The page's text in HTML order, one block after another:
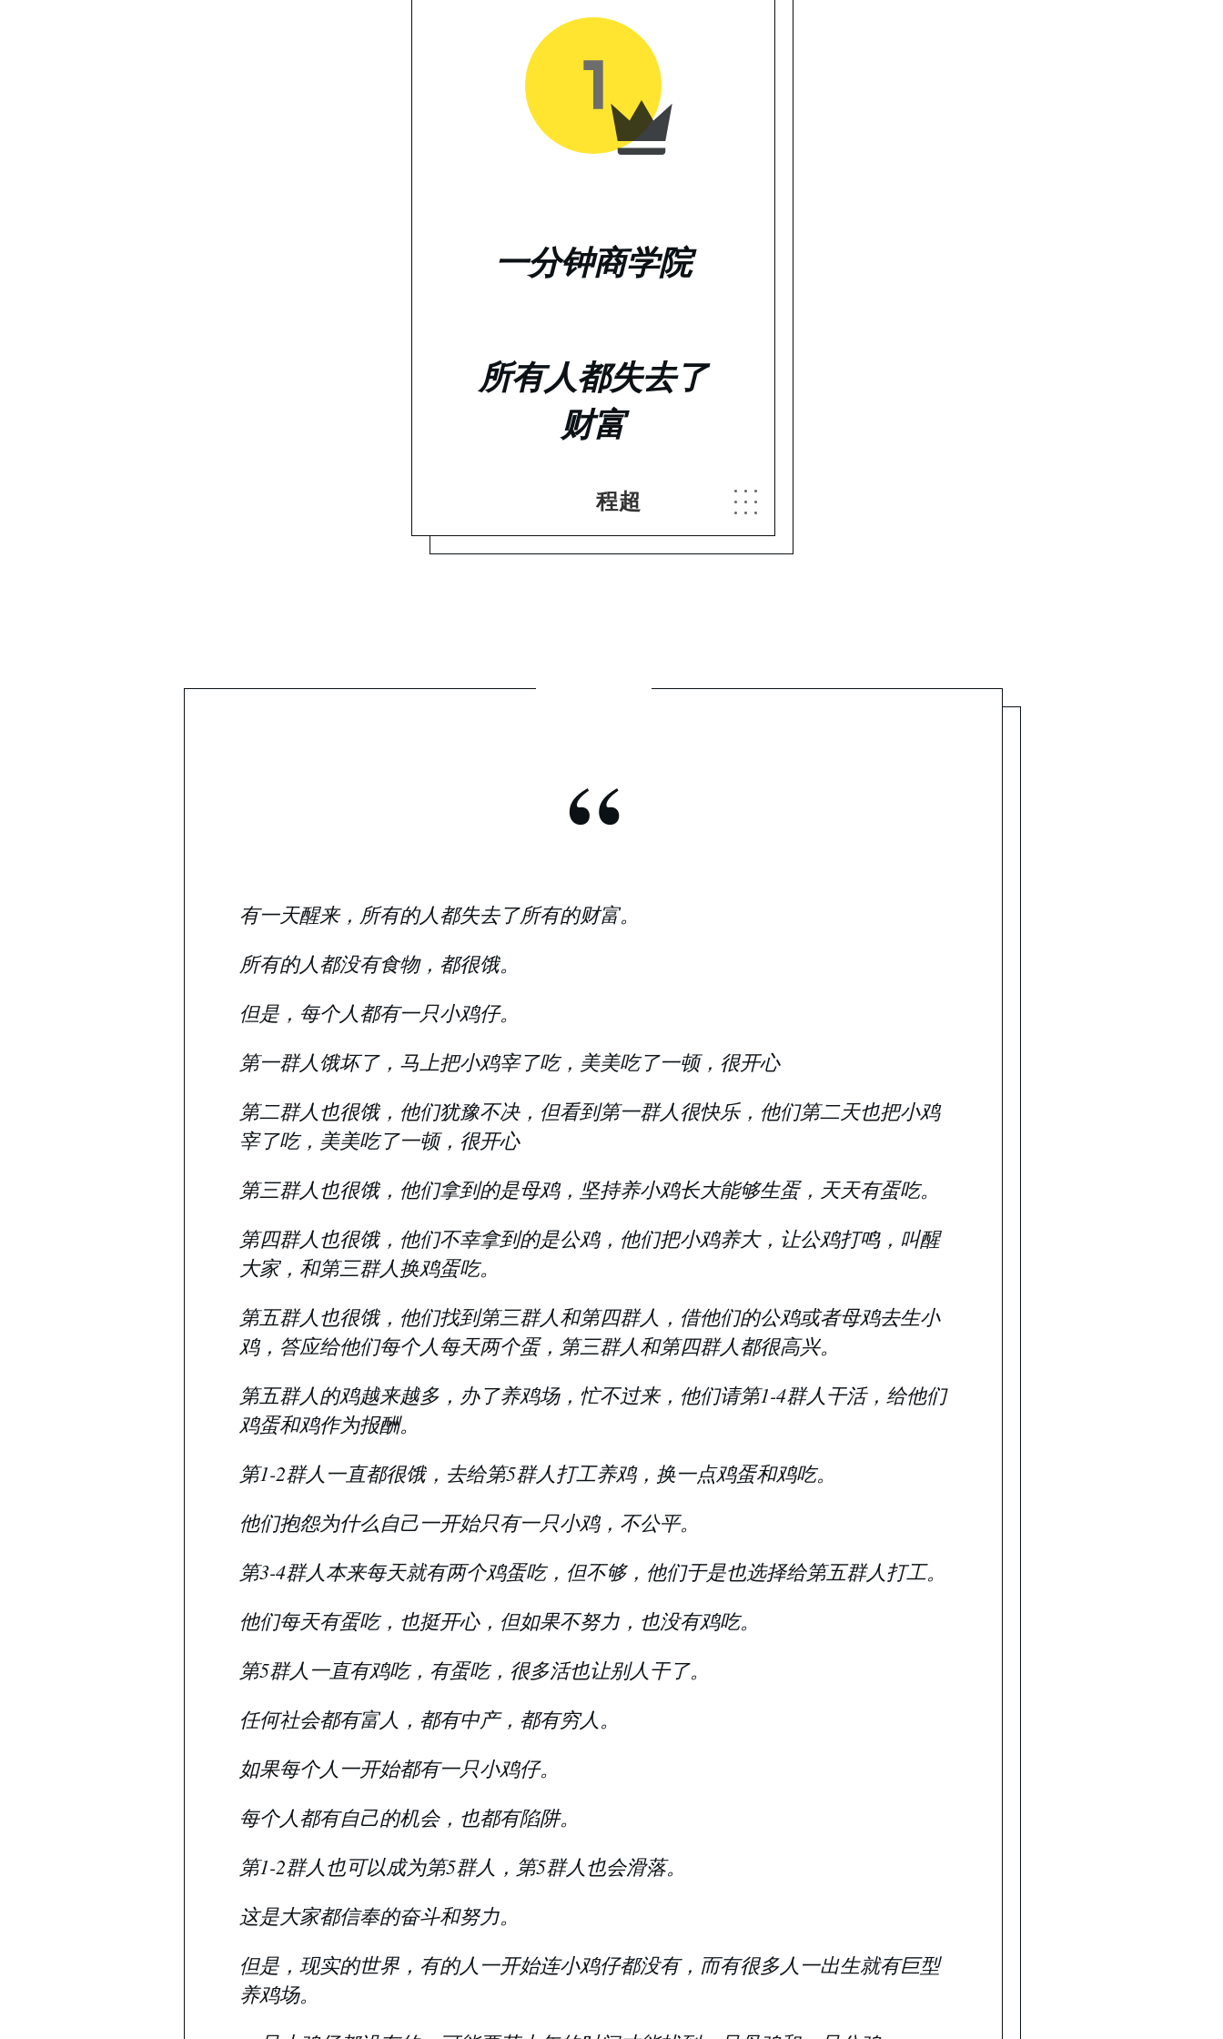
一分钟商学院
所有人都失去了
财富
程超
“
有一天醒来，所有的人都失去了所有的财富。
所有的人都没有食物，都很饿。
但是，每个人都有一只小鸡仔。
第一群人饿坏了，马上把小鸡宰了吃，美美吃了一顿，很开心
第二群人也很饿，他们犹豫不决，但看到第一群人很快乐，他们第二天也把小鸡
宰了吃，美美吃了一顿，很开心
第三群人也很饿，他们拿到的是母鸡，坚持养小鸡长大能够生蛋，天天有蛋吃。
第四群人也很饿，他们不幸拿到的是公鸡，他们把小鸡养大，让公鸡打鸣，叫醒
大家，和第三群人换鸡蛋吃。
第五群人也很饿，他们找到第三群人和第四群人，借他们的公鸡或者母鸡去生小
鸡，答应给他们每个人每天两个蛋，第三群人和第四群人都很高兴。
第五群人的鸡越来越多，办了养鸡场，忙不过来，他们请第1-4群人干活，给他们
鸡蛋和鸡作为报酬。
第1-2群人一直都很饿，去给第5群人打工养鸡，换一点鸡蛋和鸡吃。
他们抱怨为什么自己一开始只有一只小鸡，不公平。
第3-4群人本来每天就有两个鸡蛋吃，但不够，他们于是也选择给第五群人打工。
他们每天有蛋吃，也挺开心，但如果不努力，也没有鸡吃。
第5群人一直有鸡吃，有蛋吃，很多活也让别人干了。
任何社会都有富人，都有中产，都有穷人。
如果每个人一开始都有一只小鸡仔。
每个人都有自己的机会，也都有陷阱。
第1-2群人也可以成为第5群人，第5群人也会滑落。
这是大家都信奉的奋斗和努力。
但是，现实的世界，有的人一开始连小鸡仔都没有，而有很多人一出生就有巨型
养鸡场。